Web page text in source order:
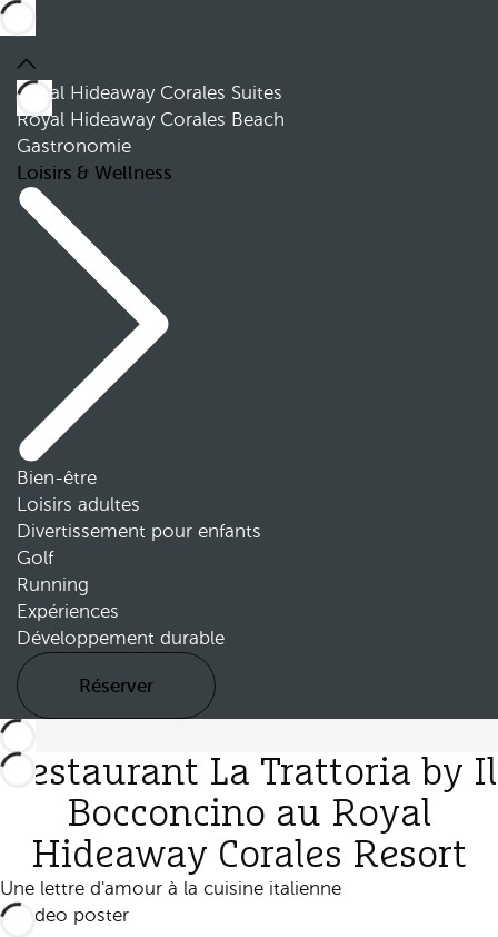
Royal Hideaway Corales Suites
Royal Hideaway Corales Beach
Gastronomie
Loisirs & Wellness
Bien-être
Loisirs adultes
Divertissement pour enfants
Golf
Running
Expériences
Développement durable
Réserver
Restaurant La Trattoria by Il
Bocconcino au Royal
Hideaway Corales Resort
Une lettre d'amour à la cuisine italienne